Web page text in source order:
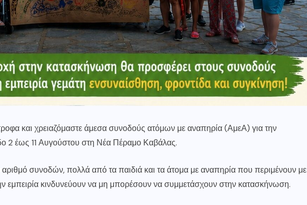
και χρειαζόμαστε άμεσα συνοδούς ατόμων με αναπηρία (ΑμεΑ) για την
2 έως 11 Αυγούστου στη Νέα Πέραμο Καβάλας.
συνοδών, πολλά από τα παιδιά και τα άτομα με αναπηρία που περιμένουν με
εμπειρία κινδυνεύουν να μη μπορέσουν να συμμετάσχουν στην κατασκήνωση.